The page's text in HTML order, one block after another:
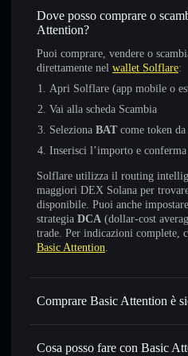
Dove posso comprare o
Attention?
Puoi comprare, vendere o
direttamente nel wallet Solflare:
Apri Solflare (app mobile o
Vai alla scheda Scambia
Seleziona BAT come token
Inserisci l’importo e
Solflare utilizza il routing
maggiori DEX Solana per
disponibile. Puoi anche impostare
strategia DCA (dollar-cost
trade. Per indicazioni complete,
Basic Attention.
Comprare Basic Attention è
Basic Attention token
Cosa posso fare con Basic